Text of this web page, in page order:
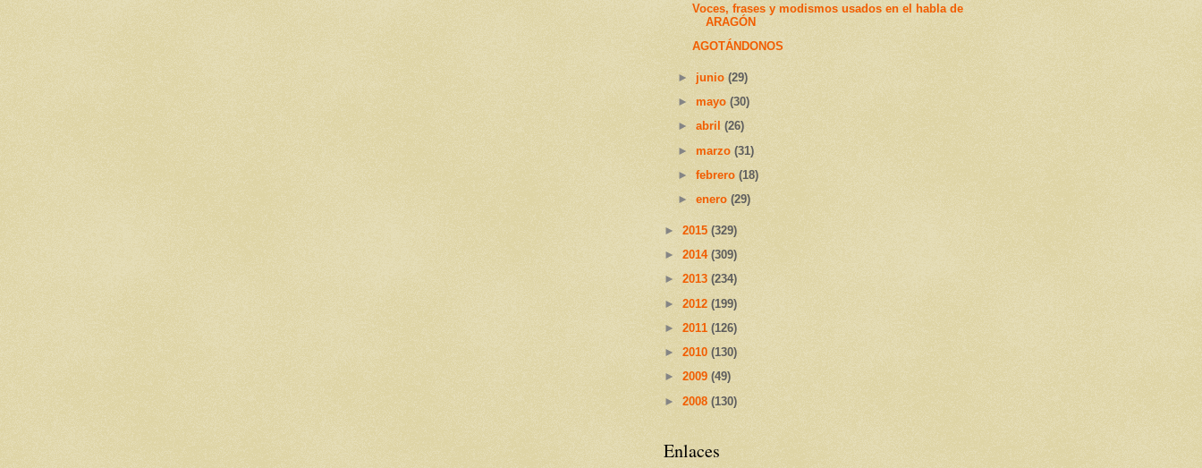
Voces, frases y modismos usados en el habla de
ARAGÓN
AGOTÁNDONOS
►junio(29)
►mayo(30)
►abril(26)
►marzo(31)
►febrero(18)
►enero(29)
► 2015 (329)
► 2014 (309)
► 2013 (234)
► 2012 (199)
► 2011 (126)
► 2010 (130)
► 2009 (49)
► 2008 (130)
Enlaces